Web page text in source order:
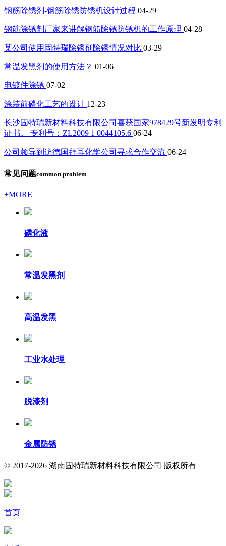
钢筋除锈剂-钢筋除锈防锈机设计过程 04-29
钢筋除锈剂厂家来讲解钢筋除锈防锈机的工作原理 04-28
某公司使用固特瑞除锈剂除锈情况对比 03-29
常温发黑剂的使用方法？ 01-06
电镀件除锈 07-02
涂装前磷化工艺的设计 12-23
长沙固特瑞新材料科技有限公司喜获国家978429号新发明专利
证书。 专利号：ZL2009 1 0044105.6 06-24
公司领导到访德国拜耳化学公司寻求合作交流 06-24
常见问题common problem
+MORE
磷化液
常温发黑剂
高温发黑
工业水处理
脱漆剂
金属防锈
© 2017-2026 湖南固特瑞新材料科技有限公司 版权所有
首页